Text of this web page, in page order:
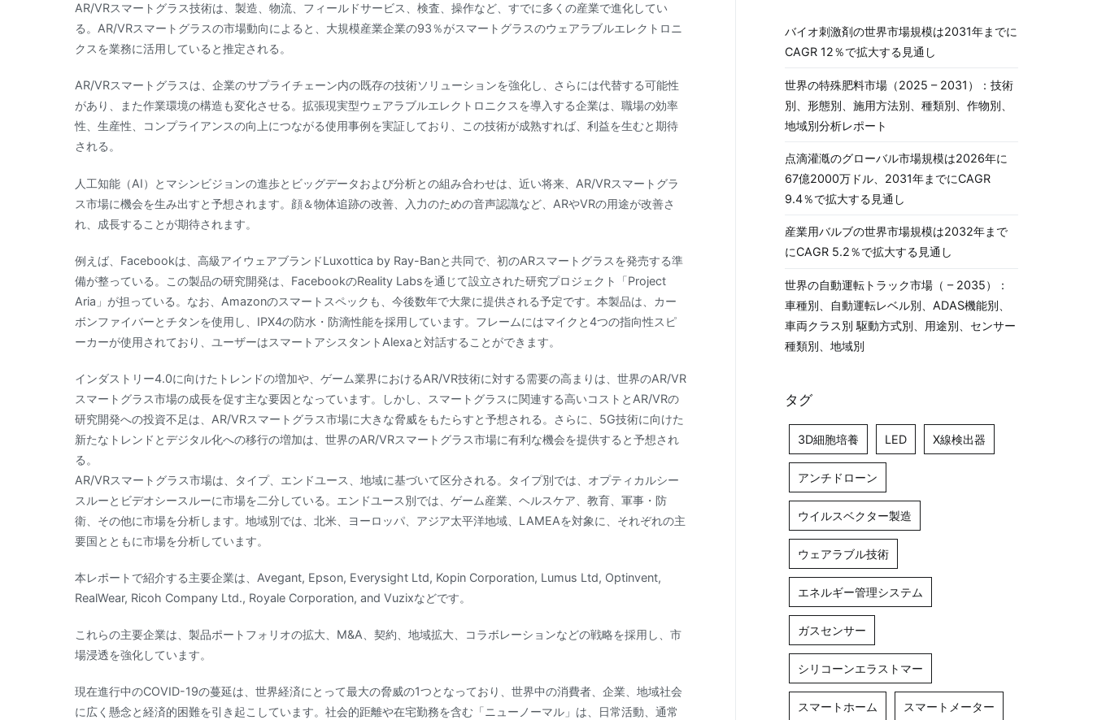
AR/VRスマートグラス技術は、製造、物流、フィールドサービス、検査、操作など、すでに多くの産業で進化してい
る。AR/VRスマートグラスの市場動向によると、大規模産業企業の93％がスマートグラスのウェアラブルエレクトロニ
クスを業務に活用していると推定される。
AR/VRスマートグラスは、企業のサプライチェーン内の既存の技術ソリューションを強化し、さらには代替する可能性
があり、また作業環境の構造も変化させる。拡張現実型ウェアラブルエレクトロニクスを導入する企業は、職場の効率
性、生産性、コンプライアンスの向上につながる使用事例を実証しており、この技術が成熟すれば、利益を生むと期待
される。
人工知能（AI）とマシンビジョンの進歩とビッグデータおよび分析との組み合わせは、近い将来、AR/VRスマートグラ
ス市場に機会を生み出すと予想されます。顔＆物体追跡の改善、入力のための音声認識など、ARやVRの用途が改善さ
れ、成長することが期待されます。
例えば、Facebookは、高級アイウェアブランドLuxottica by Ray-Banと共同で、初のARスマートグラスを発売する準
備が整っている。この製品の研究開発は、FacebookのReality Labsを通じて設立された研究プロジェクト「Project
Aria」が担っている。なお、Amazonのスマートスペックも、今後数年で大衆に提供される予定です。本製品は、カー
ボンファイバーとチタンを使用し、IPX4の防水・防滴性能を採用しています。フレームにはマイクと4つの指向性スピ
ーカーが使用されており、ユーザーはスマートアシスタントAlexaと対話することができます。
インダストリー4.0に向けたトレンドの増加や、ゲーム業界におけるAR/VR技術に対する需要の高まりは、世界のAR/VR
スマートグラス市場の成長を促す主な要因となっています。しかし、スマートグラスに関連する高いコストとAR/VRの
研究開発への投資不足は、AR/VRスマートグラス市場に大きな脅威をもたらすと予想される。さらに、5G技術に向けた
新たなトレンドとデジタル化への移行の増加は、世界のAR/VRスマートグラス市場に有利な機会を提供すると予想され
る。
AR/VRスマートグラス市場は、タイプ、エンドユース、地域に基づいて区分される。タイプ別では、オプティカルシー
スルーとビデオシースルーに市場を二分している。エンドユース別では、ゲーム産業、ヘルスケア、教育、軍事・防
衛、その他に市場を分析します。地域別では、北米、ヨーロッパ、アジア太平洋地域、LAMEAを対象に、それぞれの主
要国とともに市場を分析しています。
本レポートで紹介する主要企業は、Avegant, Epson, Everysight Ltd, Kopin Corporation, Lumus Ltd, Optinvent,
RealWear, Ricoh Company Ltd., Royale Corporation, and Vuzixなどです。
これらの主要企業は、製品ポートフォリオの拡大、M&A、契約、地域拡大、コラボレーションなどの戦略を採用し、市
場浸透を強化しています。
現在進行中のCOVID-19の蔓延は、世界経済にとって最大の脅威の1つとなっており、世界中の消費者、企業、地域社会
に広く懸念と経済的困難を引き起こしています。社会的距離や在宅勤務を含む「ニューノーマル」は、日常活動、通常
バイオ刺激剤の世界市場規模は2031年までに
CAGR 12％で拡大する見通し
世界の特殊肥料市場（2025 – 2031）：技術
別、形態別、施用方法別、種類別、作物別、
地域別分析レポート
点滴灌漑のグローバル市場規模は2026年に
67億2000万ドル、2031年までにCAGR
9.4％で拡大する見通し
産業用バルブの世界市場規模は2032年まで
にCAGR 5.2％で拡大する見通し
世界の自動運転トラック市場（ – 2035）：
車種別、自動運転レベル別、ADAS機能別、
車両クラス別 駆動方式別、用途別、センサー
種類別、地域別
タグ
3D細胞培養 LED X線検出器
アンチドローン
ウイルスベクター製造
ウェアラブル技術
エネルギー管理システム
ガスセンサー
シリコーンエラストマー
スマートホーム スマートメーター